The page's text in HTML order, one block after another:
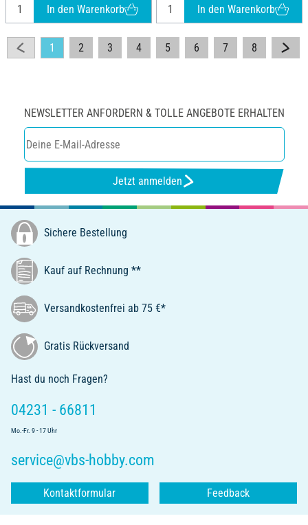
In den Warenkorb In den Warenkorb
1 2 3 4 5 6 7 8
NEWSLETTER ANFORDERN & TOLLE ANGEBOTE ERHALTEN
Jetzt anmelden
Sichere Bestellung
Kauf auf Rechnung **
Versandkostenfrei ab 75 €*
Gratis Rückversand
Hast du noch Fragen?
04231 - 66811
Mo.-Fr. 9 - 17 Uhr
service@vbs-hobby.com
Kontaktformular Feedback